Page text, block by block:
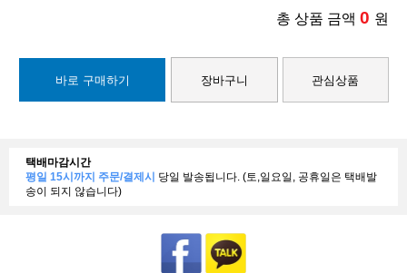
총 상품 금액 0 원
바로 구매하기 장바구니 관심상품
택배마감시간
평일 15시까지 주문/결제시 당일 발송됩니다. (토,일요일, 공휴일은 택배발
송이 되지 않습니다)